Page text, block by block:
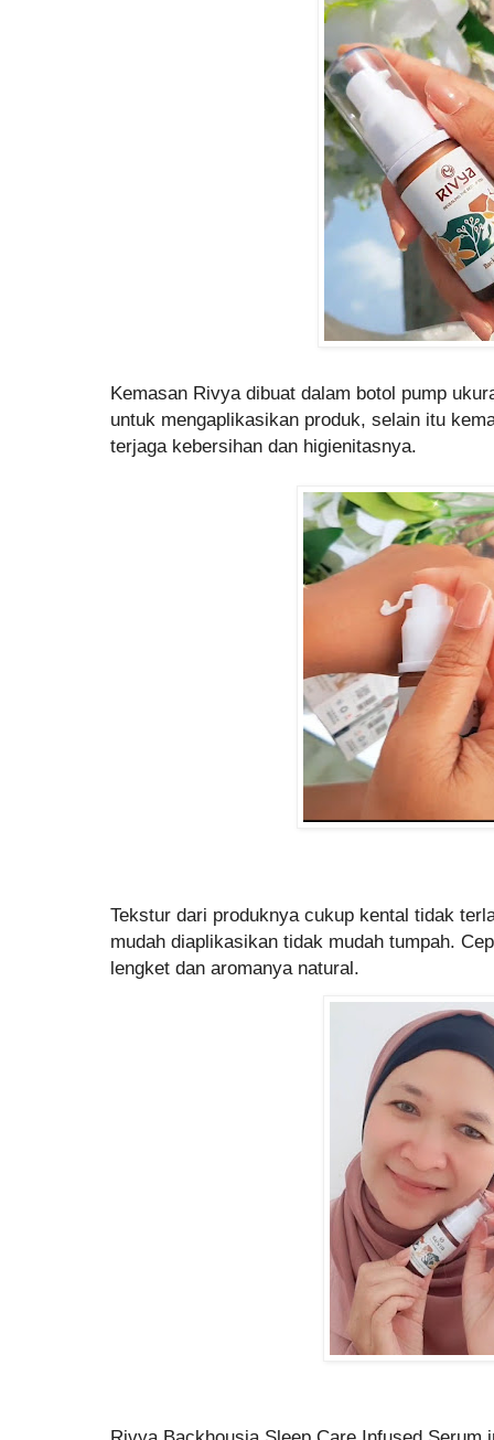
Kemasan Rivya dibuat dalam botol pump
untuk mengaplikasikan produk, selain itu
terjaga kebersihan dan higienitasnya.
Tekstur dari produknya cukup kental tidak
mudah diaplikasikan tidak mudah tumpah.
lengket dan aromanya natural.